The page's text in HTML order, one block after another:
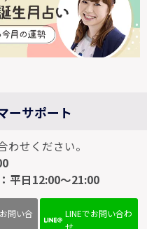
ーサポート
わせください。
平日12:00～21:00
問い合
LINEでお問い合わ
せ